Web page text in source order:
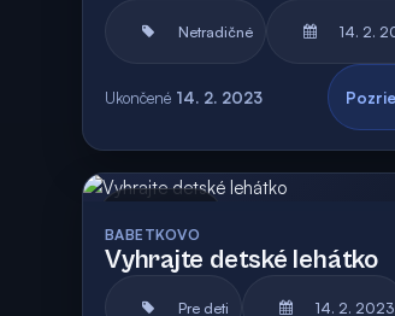
Netradičné 14. 2.
Ukončené 14. 2. 2023
BABETKOVO
Vyhrajte detské lehátko
Pre deti 14. 2. 2023